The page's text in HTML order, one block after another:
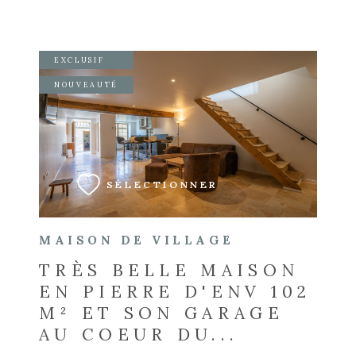
MAISON DE VILLAGE
TRÈS BELLE MAISON
EN PIERRE D'ENV 102
M² ET SON GARAGE
AU COEUR DU...
EXCLUSIF
NOUVEAUTÉ
SÉLECTIONNER
VOIR LE BIEN